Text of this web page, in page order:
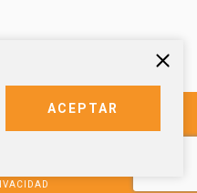
ACEPTAR